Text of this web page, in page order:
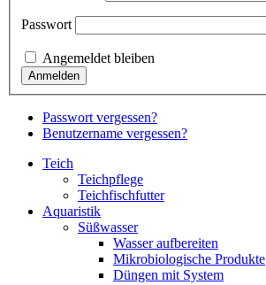
Passwort
Angemeldet bleiben
Passwort vergessen?
Benutzername vergessen?
Teich
Teichpflege
Teichfischfutter
Aquaristik
Süßwasser
Wasser aufbereiten
Mikrobiologische Produkte
Düngen mit System